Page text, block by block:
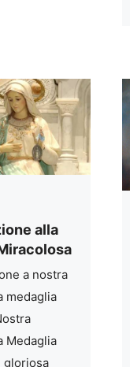
alla
a nostra
medaglia
Medaglia
gloriosa